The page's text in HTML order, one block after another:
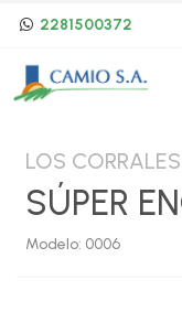
2281500372
LOS CORRALES
SÚPER
Modelo: 0006